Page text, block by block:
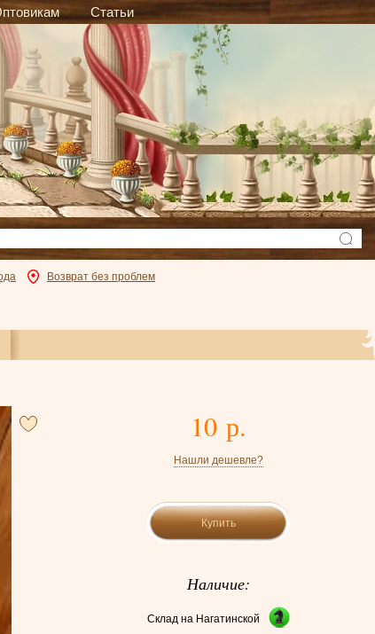
Статьи
Возврат без проблем
10 р.
Нашли дешевле?
Купить
Наличие:
Склад на Нагатинской